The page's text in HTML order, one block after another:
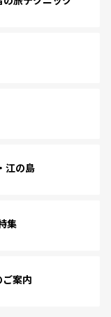
江の島
集
ご案内